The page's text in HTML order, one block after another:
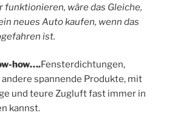
funktionieren, wäre das Gleiche,
neues Auto kaufen, wenn das
ist.
how….Fensterdichtungen,
spannende Produkte, mit
und teure Zugluft fast immer in
kannst.